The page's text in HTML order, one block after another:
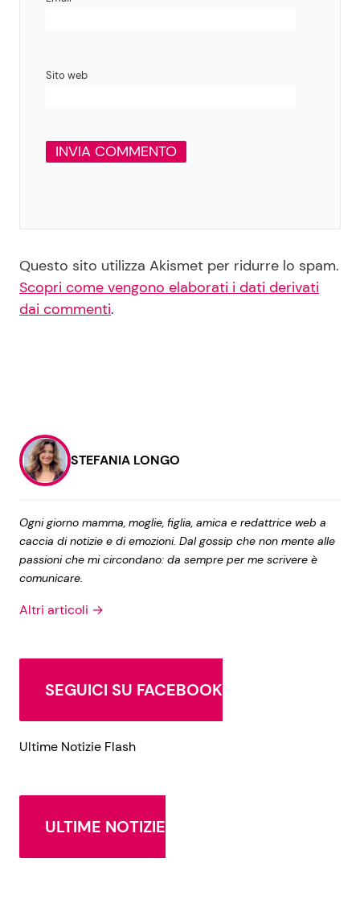
Sito web
Questo sito utilizza Akismet per ridurre lo spam.
Scopri come vengono elaborati i dati derivati
dai commenti.
STEFANIA LONGO
Ogni giorno mamma, moglie, figlia, amica e redattrice web a
caccia di notizie e di emozioni. Dal gossip che non mente alle
passioni che mi circondano: da sempre per me scrivere è
comunicare.
Altri articoli →
SEGUICI SU FACEBOOK
Ultime Notizie Flash
ULTIME NOTIZIE